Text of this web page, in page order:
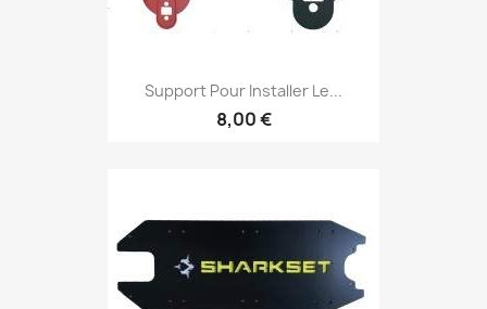
Support Pour Installer Le...
8,00 €